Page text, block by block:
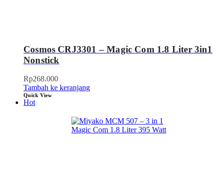
Cosmos CRJ3301 – Magic Com 1.8 Liter 3in1
Nonstick
Rp268.000
Tambah ke keranjang
Quick View
Hot